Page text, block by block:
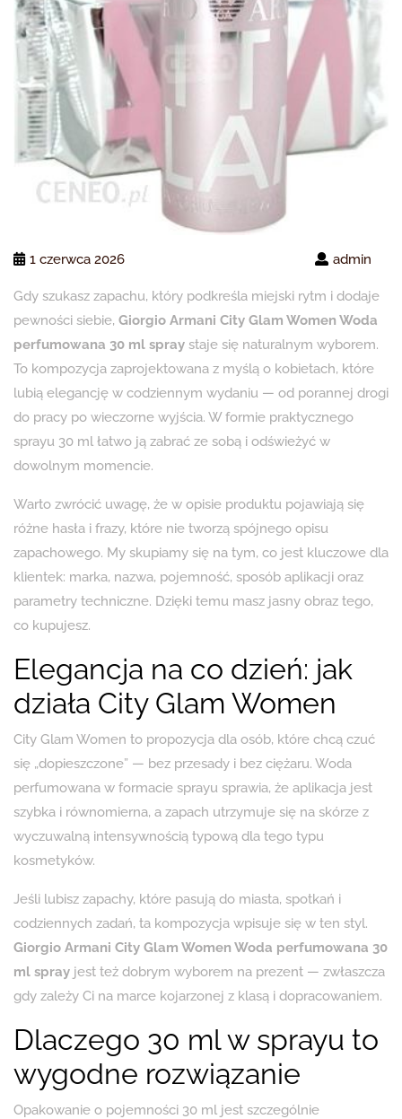
1 czerwca 2026 admin
Gdy szukasz zapachu, który podkreśla miejski rytm i dodaje
pewności siebie, Giorgio Armani City Glam Women Woda
perfumowana 30 ml spray staje się naturalnym wyborem.
To kompozycja zaprojektowana z myślą o kobietach, które
lubią elegancję w codziennym wydaniu — od porannej drogi
do pracy po wieczorne wyjścia. W formie praktycznego
sprayu 30 ml łatwo ją zabrać ze sobą i odświeżyć w
dowolnym momencie.
Warto zwrócić uwagę, że w opisie produktu pojawiają się
różne hasła i frazy, które nie tworzą spójnego opisu
zapachowego. My skupiamy się na tym, co jest kluczowe dla
klientek: marka, nazwa, pojemność, sposób aplikacji oraz
parametry techniczne. Dzięki temu masz jasny obraz tego,
co kupujesz.
Elegancja na co dzień: jak
działa City Glam Women
City Glam Women to propozycja dla osób, które chcą czuć
się „dopieszczone” — bez przesady i bez ciężaru. Woda
perfumowana w formacie sprayu sprawia, że aplikacja jest
szybka i równomierna, a zapach utrzymuje się na skórze z
wyczuwalną intensywnością typową dla tego typu
kosmetyków.
Jeśli lubisz zapachy, które pasują do miasta, spotkań i
codziennych zadań, ta kompozycja wpisuje się w ten styl.
Giorgio Armani City Glam Women Woda perfumowana 30
ml spray jest też dobrym wyborem na prezent — zwłaszcza
gdy zależy Ci na marce kojarzonej z klasą i dopracowaniem.
Dlaczego 30 ml w sprayu to
wygodne rozwiązanie
Opakowanie o pojemności 30 ml jest szczególnie